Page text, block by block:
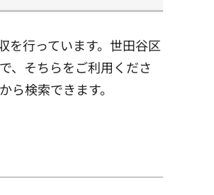
を行っています。世田谷区
、そちらをご利用くださ
から検索できます。